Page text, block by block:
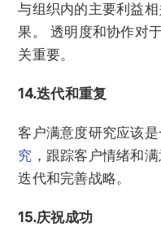
与组织内的主要利益
果。 透明度和协作对
关重要。
14.迭代和重复
客户满意度研究应该
究 ，跟踪客户情绪和
迭代和完善战略。
15.庆祝成功